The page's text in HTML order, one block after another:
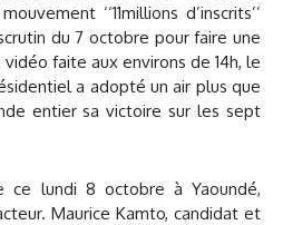
‘‘11millions d’inscrits’’
du 7 octobre pour faire une
faite aux environs de 14h, le
a adopté un air plus que
entier sa victoire sur les sept
ce lundi 8 octobre à Yaoundé,
Maurice Kamto, candidat et